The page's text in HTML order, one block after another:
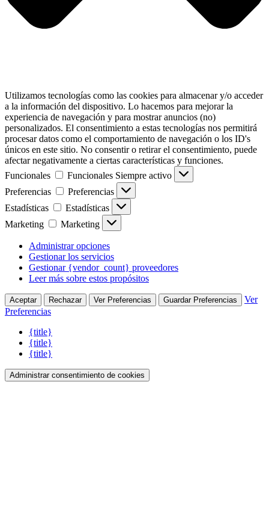
Utilizamos tecnologías como las cookies para almacenar y/o acceder
a la información del dispositivo. Lo hacemos para mejorar la
experiencia de navegación y para mostrar anuncios (no)
personalizados. El consentimiento a estas tecnologías nos permitirá
procesar datos como el comportamiento de navegación o los ID's
únicos en este sitio. No consentir o retirar el consentimiento, puede
afectar negativamente a ciertas características y funciones.
Funcionales
Funcionales Siempre activo
Preferencias
Preferencias
Estadísticas
Estadísticas
Marketing
Marketing
Administrar opciones
Gestionar los servicios
Gestionar {vendor_count} proveedores
Leer más sobre estos propósitos
Aceptar Rechazar Ver Preferencias Guardar Preferencias
Ver
Preferencias
{title}
{title}
{title}
Administrar consentimiento de cookies